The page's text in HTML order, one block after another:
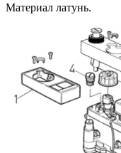
Материал латунь.